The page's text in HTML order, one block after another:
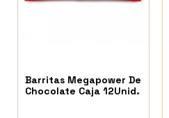
Barritas Megapower De
Chocolate Caja 12Unid.